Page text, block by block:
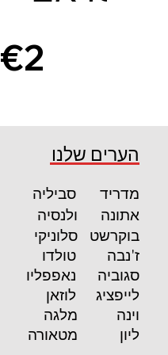
€2
הערים שלנו
סביליה
ולנסיה
מדריד
סלוניקי
אתונה
טולדו
בוקרשט
נאפפליו
ז'נבה
לוזאן
סגוביה
מלגה
לייפציג
מטאורה
וינה
ליון